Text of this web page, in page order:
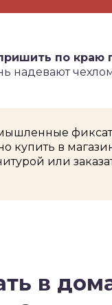
по краю
надевают
купить в
или
в